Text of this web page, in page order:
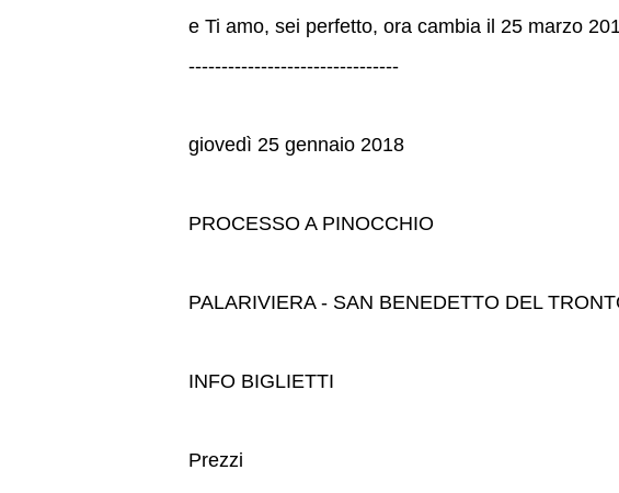
e Ti amo, sei perfetto, ora cambia il 25 marzo
--------------------------------
giovedì 25 gennaio 2018
PROCESSO A PINOCCHIO
PALARIVIERA - SAN BENEDETTO DEL
INFO BIGLIETTI
Prezzi